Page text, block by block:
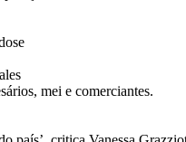
mei e comerciantes.